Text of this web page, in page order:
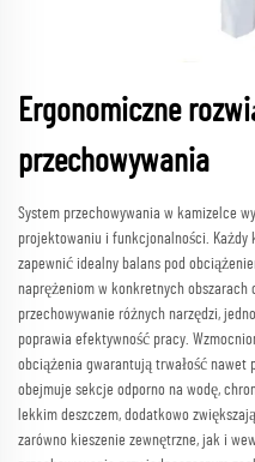
Ergonomiczne
przechowywania
System przechowywania w kamizelce
projektowaniu i funkcjonalności. Każdy
zapewnić idealny balans pod
naprężeniom w konkretnych obszarach
przechowywanie różnych narzędzi,
poprawia efektywność pracy.
obciążenia gwarantują trwałość nawet
obejmuje sekcje odporno na wodę,
lekkim deszczem, dodatkowo
zarówno kieszenie zewnętrzne, jak i